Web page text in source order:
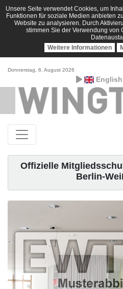
Unsere Seite verwendet Cookies, um
Funktionen für soziale Medien anbieten
Website zu analysieren. Durch
stimmen Sie der Verwendung von
Weitere Informationen
Donnerstag, 6. August 2026
English
Offizielle
Berlin-